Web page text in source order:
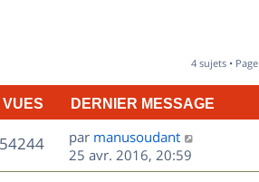
4 sujets • Page
VUES DERNIER MESSAGE
54244V
u
D
e
r
par manusoudant
25 avr. 2016, 20:59